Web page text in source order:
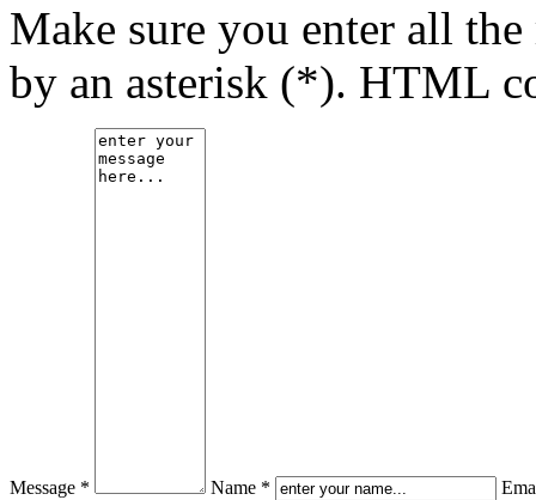
Make sure you enter all
by an asterisk (*). HTML
Message * Name *